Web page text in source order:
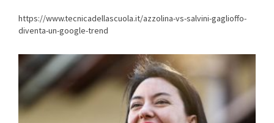
https://www.tecnicadellascuola.it/azzolina-vs-salvini-gaglioffo-
diventa-un-google-trend